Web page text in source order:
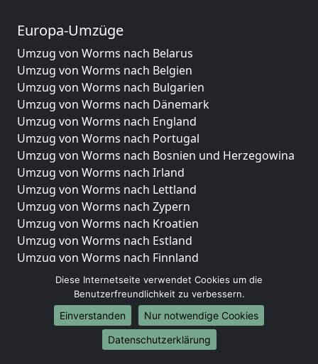
Europa-Umzüge
Umzug von Worms nach Belarus
Umzug von Worms nach Belgien
Umzug von Worms nach Bulgarien
Umzug von Worms nach Dänemark
Umzug von Worms nach England
Umzug von Worms nach Portugal
Umzug von Worms nach Bosnien und Herzegowina
Umzug von Worms nach Irland
Umzug von Worms nach Lettland
Umzug von Worms nach Zypern
Umzug von Worms nach Kroatien
Umzug von Worms nach Estland
Umzug von Worms nach Finnland
Umzug von Worms nach Frankreich
Umzug von Worms nach Griechenland
Umzug von Worms nach Italien
Umzug von Worms nach Liechtenstein
Umzug von Worms nach Luxemburg
Diese Internetseite verwendet Cookies um die
Benutzerfreundlichkeit zu verbessern.
Einverstanden
Nur notwendige Cookies
Datenschutzerklärung